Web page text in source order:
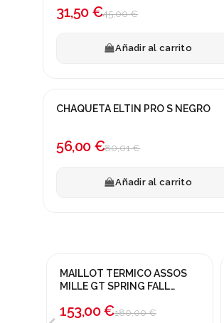
31,50 €45,00 €
Añadir al carrito
¡En oferta!
CHAQUETA ELTIN PRO S NEGRO
56,00 €80,01 €
Añadir al carrito
¡En oferta!
MAILLOT TERMICO ASSOS
MILLE GT SPRING FALL
153,00 €180,00 €